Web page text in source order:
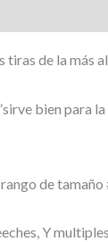
de la más
bien para
de tamaño
Y